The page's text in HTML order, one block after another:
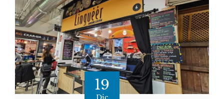
19
Dic